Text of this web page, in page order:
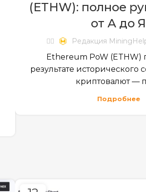
(ETHW): полное
от А до Я
✍🏻 Редакция
Ethereum PoW (ETHW)
результате исторического
криптовалют —
Подробнее